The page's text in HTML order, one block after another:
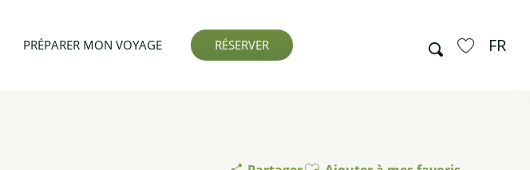
Recherche FR
PRÉPARER MON VOYAGE RÉSERVER